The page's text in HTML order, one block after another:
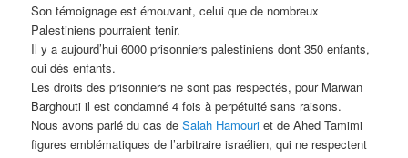
Son témoignage est émouvant, celui que de nombreux
Palestiniens pourraient tenir.
Il y a aujourd’hui 6000 prisonniers palestiniens dont 350 enfants,
oui dés enfants.
Les droits des prisonniers ne sont pas respectés, pour Marwan
Barghouti il est condamné 4 fois à perpétuité sans raisons.
Nous avons parlé du cas deSalah Hamouri et de Ahed Tamimi
figures emblématiques de l’arbitraire israélien, qui ne respectent